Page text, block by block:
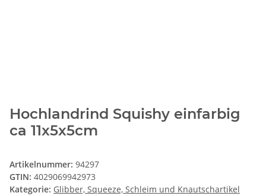
Hochlandrind Squishy einfarbig
ca 11x5x5cm
Artikelnummer: 94297
GTIN: 4029069942973
Kategorie: Glibber, Squeeze, Schleim und Knautschartikel